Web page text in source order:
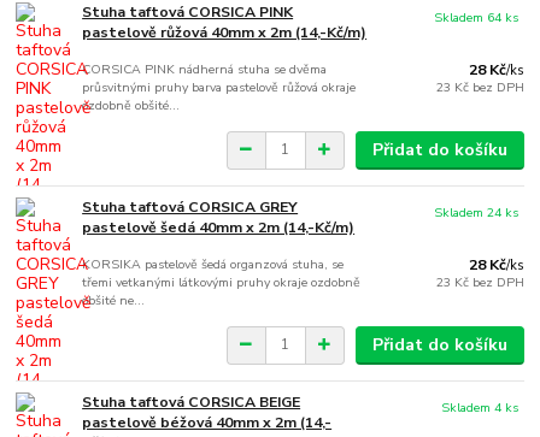
Stuha taftová CORSICA PINK
pastelově růžová 40mm x 2m (14,-Kč/m)
CORSICA PINK nádherná stuha se dvěma
průsvitnými pruhy barva pastelově růžová okraje
ozdobně obšité...
28 Kč/ks
23 Kč bez DPH
Skladem 64 ks
Přidat do košíku
Stuha taftová CORSICA GREY
pastelově šedá 40mm x 2m (14,-Kč/m)
KORSIKA pastelově šedá organzová stuha, se
třemi vetkanými látkovými pruhy okraje ozdobně
obšité ne...
28 Kč/ks
23 Kč bez DPH
Skladem 24 ks
Přidat do košíku
Stuha taftová CORSICA BEIGE
pastelově béžová 40mm x 2m (14,-
Skladem 4 ks